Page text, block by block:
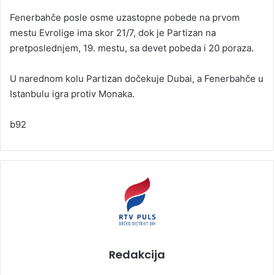
Fenerbahče posle osme uzastopne pobede na prvom
mestu Evrolige ima skor 21/7, dok je Partizan na
pretposlednjem, 19. mestu, sa devet pobeda i 20 poraza.
U narednom kolu Partizan dočekuje Dubai, a Fenerbahče u
Istanbulu igra protiv Monaka.
b92
Redakcija